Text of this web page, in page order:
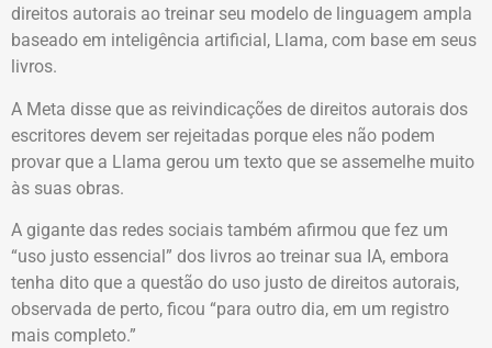
direitos autorais ao treinar seu modelo de linguagem ampla
baseado em inteligência artificial, Llama, com base em seus
livros.
A Meta disse que as reivindicações de direitos autorais dos
escritores devem ser rejeitadas porque eles não podem
provar que a Llama gerou um texto que se assemelhe muito
às suas obras.
A gigante das redes sociais também afirmou que fez um
“uso justo essencial” dos livros ao treinar sua IA, embora
tenha dito que a questão do uso justo de direitos autorais,
observada de perto, ficou “para outro dia, em um registro
mais completo.”